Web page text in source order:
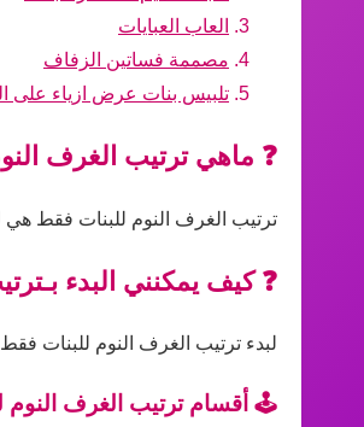
العاب العبايات
مصممة فساتين الزفاف
تلبيس بنات عرض ازياء على
❓ ماهي ترتيب الغرف
ترتيب الغرف النوم للبنات فقط هي
❓ كيف يمكنني البدء
لبدء ترتيب الغرف النوم للبنات
🕹️ أقسام ترتيب الغرف النوم